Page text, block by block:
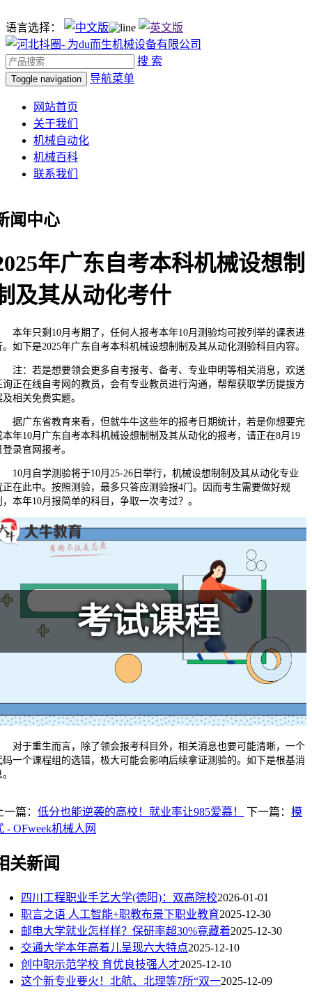
语言选择：
搜 索
Toggle navigation 导航菜单
网站首页
关于我们
机械自动化
机械百科
联系我们
闻中心
年广东自考本科机械设想制
及其从动化考什
年只剩10月考期了，任何人报考本年10月测验均可按列举的课表进
。如下是2025年广东自考本科机械设想制制及其从动化测验科目内容。
：若是想要领会更多自考报考、备考、专业申明等相关消息，欢送
询正在线自考网的教员，会有专业教员进行沟通，帮帮获取学历提拔方
及相关免费实题。
广东省教育来看，但就牛牛这些年的报考日期统计，若是你想要完
本年10月广东自考本科机械设想制制及其从动化的报考，请正在8月19
登录官网报考。
月自学测验将于10月25-26日举行，机械设想制制及其从动化专业
正在此中。按照测验，最多只答应测验报4门。因而考生需要做好规
，本年10月报简单的科目，争取一次考过？。
于重生而言，除了领会报考科目外，相关消息也要可能清晰，一个
码一个课程组的选错，极大可能会影响后续拿证测验的。如下是根基消
一篇： 低分也能逆袭的高校！就业率让985爱慕！ 下一篇： 模
- OFweek机械人网
关新闻
四川工程职业手艺大学(德阳)：双高院校2026-01-01
职言之语 人工智能+职教布景下职业教育2025-12-30
邮电大学就业怎样样？保研率超30%竟藏着2025-12-30
交通大学本年高着儿呈现六大特点2025-12-10
创中职示范学校 育优良技强人才2025-12-10
这个新专业要火！北航、北理等7所“双一2025-12-09